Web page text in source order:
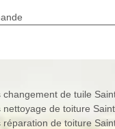
changement de tuile
nettoyage de toiture
réparation de toiture